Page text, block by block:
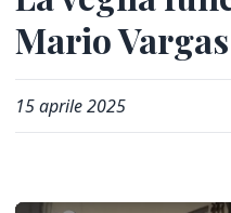
Mario
15 aprile 2025